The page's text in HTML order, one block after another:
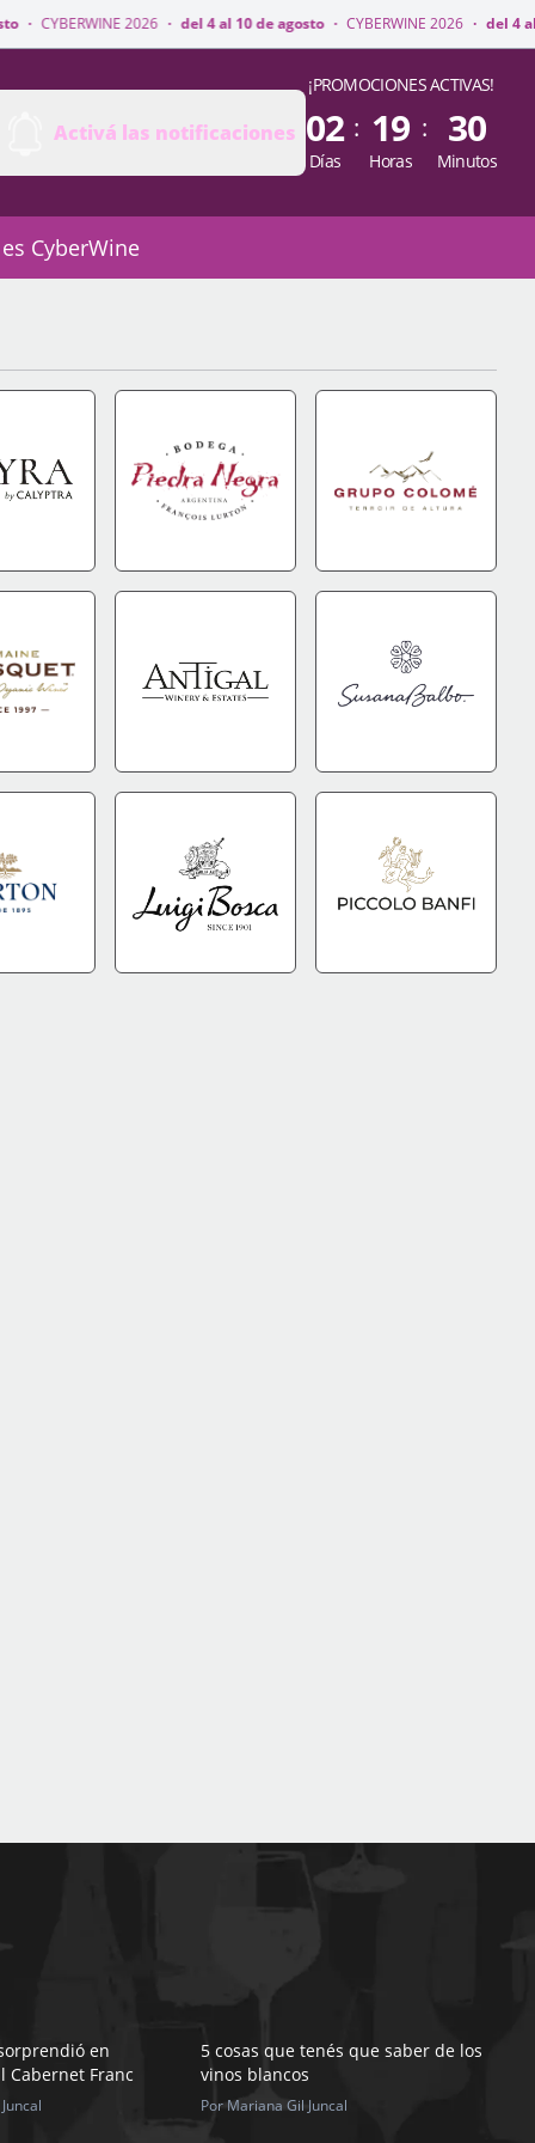
· del 4 al 10 de agosto · CYBERWINE 2026 · del 4 al 10 de agosto ·
Activá las notificaciones
¡PROMOCIONES ACTIVAS!
02
Días
: 19
Horas
: 30
Minutos
CyberWine
+INFO IR A TIENDA +INFO IR A TIENDA +INFO
+INFO IR A TIENDA +INFO IR A TIENDA +INFO
en
Cabernet Franc
5 cosas que tenés que saber de los
vinos blancos
Por Mariana Gil Juncal